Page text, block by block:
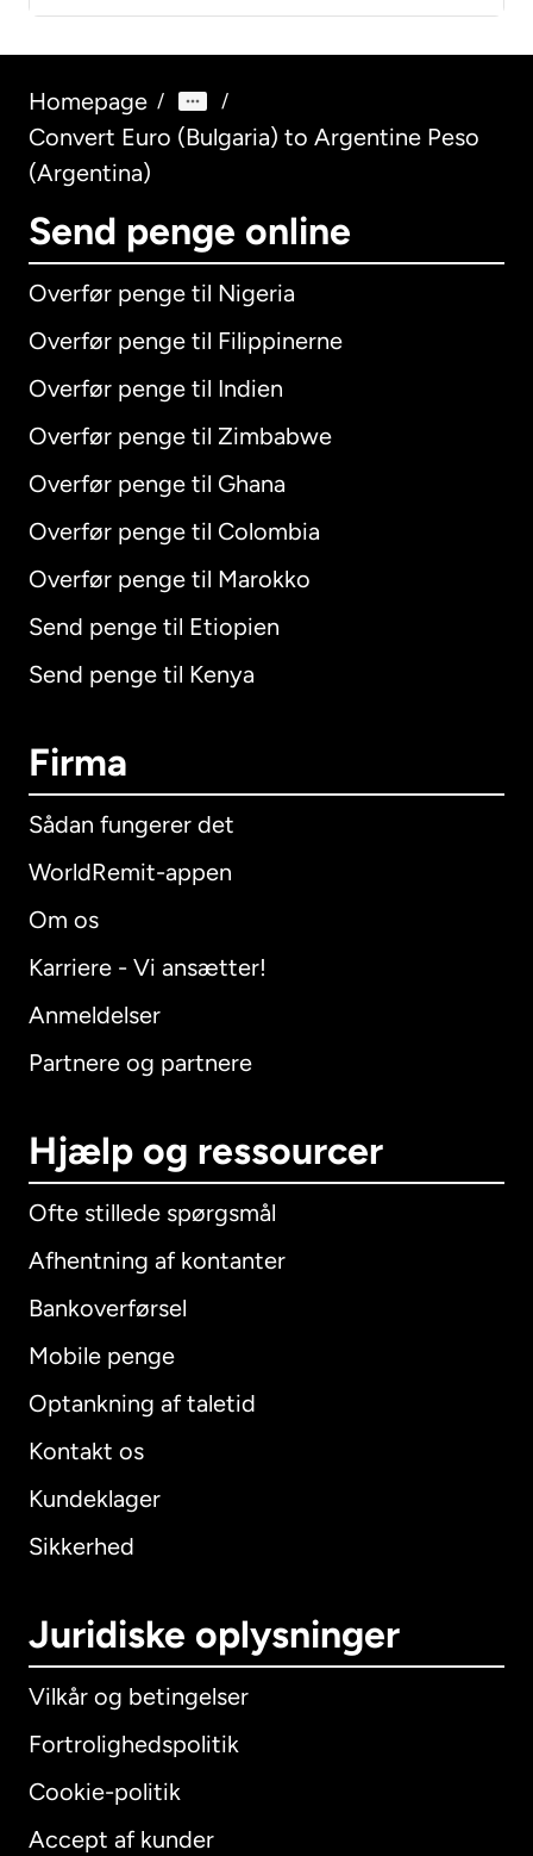
Homepage / /
Convert Euro (Bulgaria) to Argentine Peso
(Argentina)
Send penge online
Overfør penge til Nigeria
Overfør penge til Filippinerne
Overfør penge til Indien
Overfør penge til Zimbabwe
Overfør penge til Ghana
Overfør penge til Colombia
Overfør penge til Marokko
Send penge til Etiopien
Send penge til Kenya
Firma
Sådan fungerer det
WorldRemit-appen
Om os
Karriere - Vi ansætter!
Anmeldelser
Partnere og partnere
Hjælp og ressourcer
Ofte stillede spørgsmål
Afhentning af kontanter
Bankoverførsel
Mobile penge
Optankning af taletid
Kontakt os
Kundeklager
Sikkerhed
Juridiske oplysninger
Vilkår og betingelser
Fortrolighedspolitik
Cookie-politik
Accept af kunder